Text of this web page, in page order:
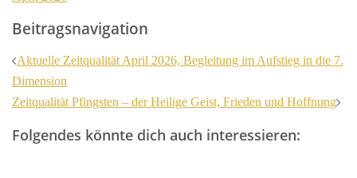
Beitragsnavigation
Aktuelle Zeitqualität April 2026, Begleitung im Aufstieg in die 7.
Dimension
Zeitqualität Pfingsten – der Heilige Geist, Frieden und Hoffnung
Folgendes könnte dich auch interessieren: